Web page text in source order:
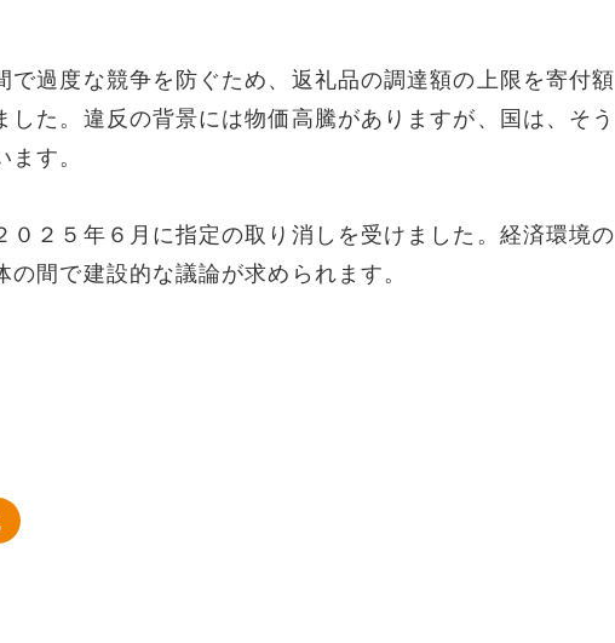
過度な競争を防ぐため、返礼品の調達額の上限を寄付額
た。違反の背景には物価高騰がありますが、国は、そう
す。
０２５年６月に指定の取り消しを受けました。経済環境の
間で建設的な議論が求められます。